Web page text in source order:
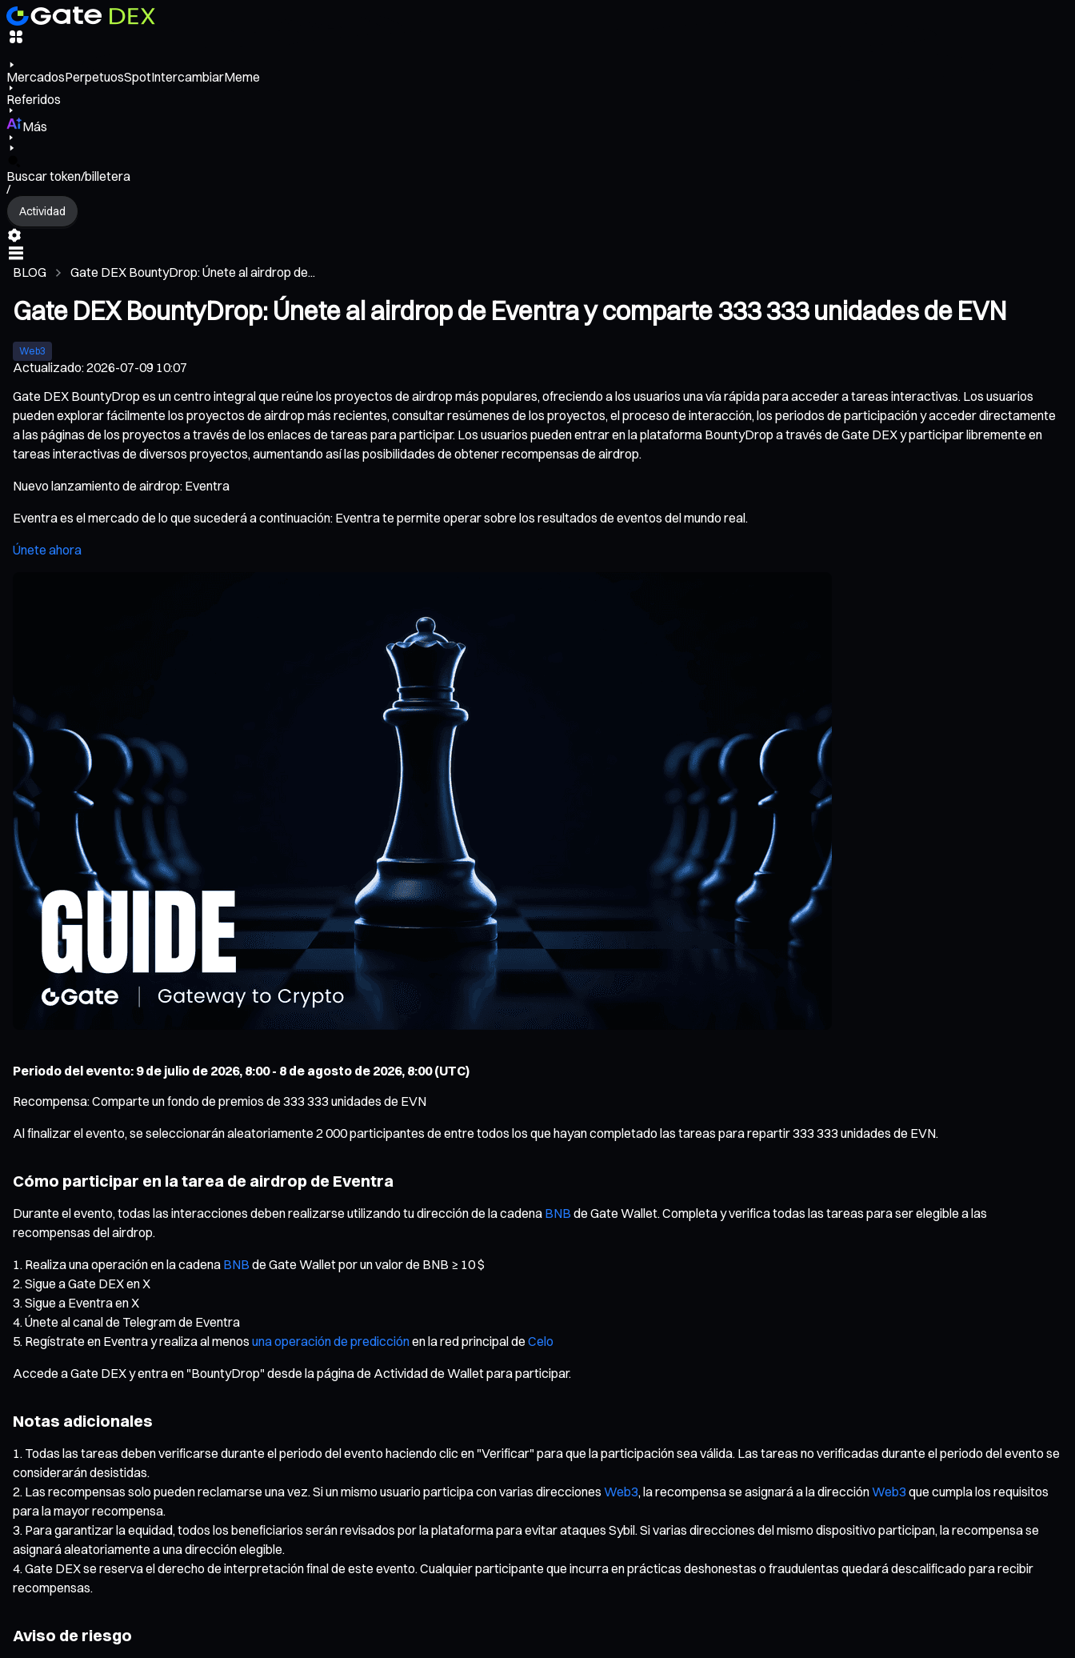
MercadosPerpetuosSpotIntercambiarMeme
Referidos
Más
Buscar token/billetera
/
Actividad
BLOG Gate DEX BountyDrop: Únete al airdrop de...
Gate DEX BountyDrop: Únete al airdrop de Eventra y comparte 333 333 unidades de EVN
Web3
Actualizado:2026-07-09 10:07
Gate DEX BountyDrop es un centro integral que reúne los proyectos de airdrop más populares, ofreciendo a los usuarios una vía rápida para acceder a tareas interactivas. Los usuarios
pueden explorar fácilmente los proyectos de airdrop más recientes, consultar resúmenes de los proyectos, el proceso de interacción, los periodos de participación y acceder directamente
a las páginas de los proyectos a través de los enlaces de tareas para participar. Los usuarios pueden entrar en la plataforma BountyDrop a través de Gate DEX y participar libremente en
tareas interactivas de diversos proyectos, aumentando así las posibilidades de obtener recompensas de airdrop.
Nuevo lanzamiento de airdrop: Eventra
Eventra es el mercado de lo que sucederá a continuación: Eventra te permite operar sobre los resultados de eventos del mundo real.
Únete ahora
Periodo del evento: 9 de julio de 2026, 8:00 - 8 de agosto de 2026, 8:00 (UTC)
Recompensa: Comparte un fondo de premios de 333 333 unidades de EVN
Al finalizar el evento, se seleccionarán aleatoriamente 2 000 participantes de entre todos los que hayan completado las tareas para repartir 333 333 unidades de EVN.
Cómo participar en la tarea de airdrop de Eventra
Durante el evento, todas las interacciones deben realizarse utilizando tu dirección de la cadena BNB de Gate Wallet. Completa y verifica todas las tareas para ser elegible a las
recompensas del airdrop.
Realiza una operación en la cadena BNB de Gate Wallet por un valor de BNB ≥ 10 $
Sigue a Gate DEX en X
Sigue a Eventra en X
Únete al canal de Telegram de Eventra
Regístrate en Eventra y realiza al menos una operación de predicciónen la red principal de Celo
Accede a Gate DEX y entra en "BountyDrop" desde la página de Actividad de Wallet para participar.
Notas adicionales
Todas las tareas deben verificarse durante el periodo del evento haciendo clic en "Verificar" para que la participación sea válida. Las tareas no verificadas durante el periodo del evento se
considerarán desistidas.
Las recompensas solo pueden reclamarse una vez. Si un mismo usuario participa con varias direcciones Web3, la recompensa se asignará a la direcciónWeb3 que cumpla los requisitos
para la mayor recompensa.
Para garantizar la equidad, todos los beneficiarios serán revisados por la plataforma para evitar ataques Sybil. Si varias direcciones del mismo dispositivo participan, la recompensa se
asignará aleatoriamente a una dirección elegible.
Gate DEX se reserva el derecho de interpretación final de este evento. Cualquier participante que incurra en prácticas deshonestas o fraudulentas quedará descalificado para recibir
recompensas.
Aviso de riesgo